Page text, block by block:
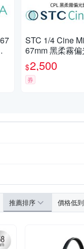
STC 1/4 Cine
67mm 黑柔霧
司貨)
$2,500
券
推薦排序 價格低